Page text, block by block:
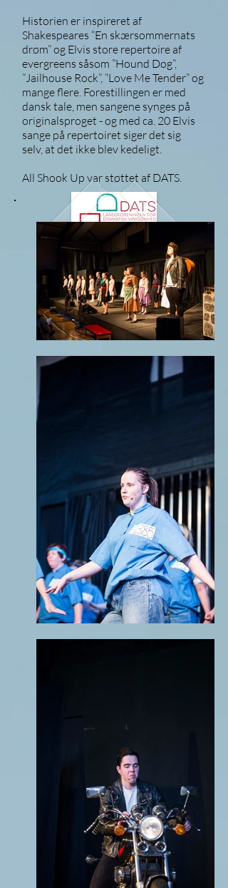
Historien er inspireret af
Shakespeares “En skærsommernats
drøm” og Elvis store repertoire af
evergreens såsom ”Hound Dog”,
”Jailhouse Rock”, ”Love Me Tender” og
mange flere. Forestillingen er med
dansk tale, men sangene synges på
originalsproget - og med ca. 20 Elvis
sange på repertoiret siger det sig
selv, at det ikke blev kedeligt.
All Shook Up var støttet af DATS.